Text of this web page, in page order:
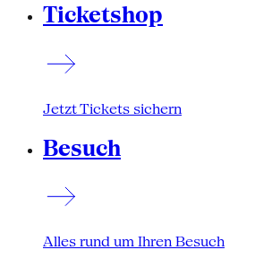
Ticketshop
Jetzt Tickets sichern
Besuch
Alles rund um Ihren Besuch